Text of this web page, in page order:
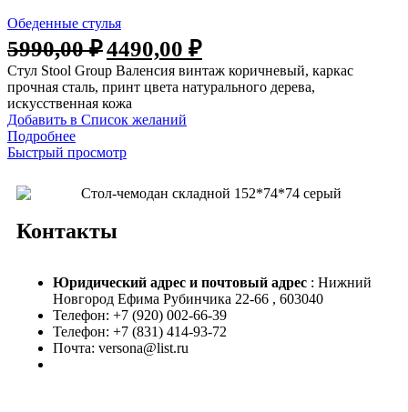
Обеденные стулья
5990,00₽4490,00 ₽
Стул Stool Group Валенсия винтаж коричневый, каркас
прочная сталь, принт цвета натурального дерева,
искусственная кожа
Добавить в Список желаний
Подробнее
Быстрый просмотр
Контакты
Юридический адрес и почтовый адрес : Нижний
Новгород Ефима Рубинчика 22-66 , 603040
Телефон: +7 (920) 002-66-39
Телефон: +7 (831) 414-93-72
Почта: versona@list.ru